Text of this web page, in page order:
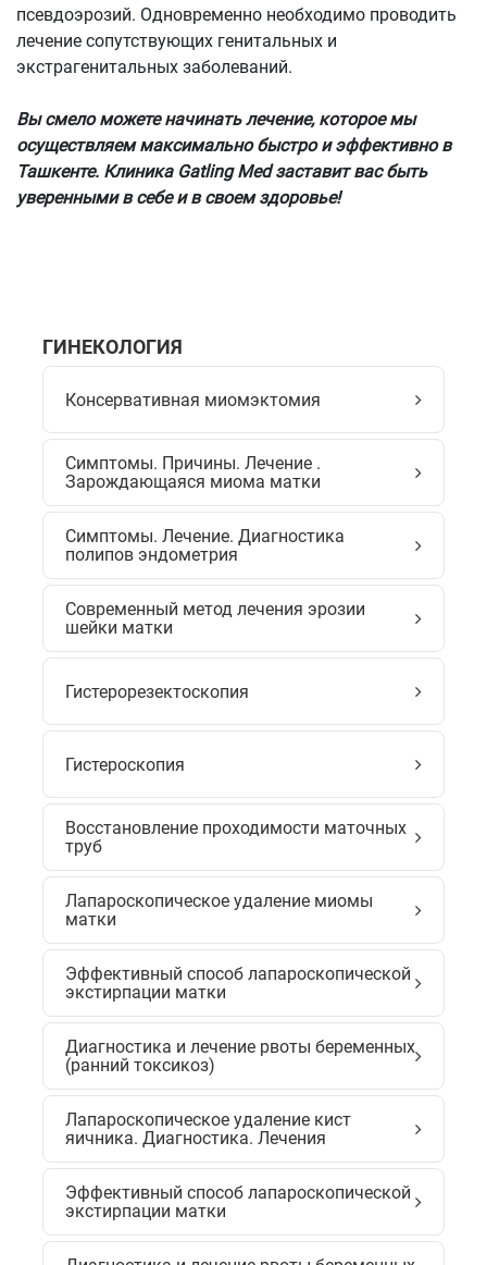
псевдоэрозий. Одновременно необходимо проводить
лечение сопутствующих генитальных и
экстрагенитальных заболеваний.
Вы смело можете начинать лечение, которое мы
осуществляем максимально быстро и эффективно в
Ташкенте. Клиника Gatling Med заставит вас быть
уверенными в себе и в своем здоровье!
ГИНЕКОЛОГИЯ
Консервативная миомэктомия
Симптомы. Причины. Лечение .
Зарождающаяся миома матки
Симптомы. Лечение. Диагностика
полипов эндометрия
Современный метод лечения эрозии
шейки матки
Гистерорезектоскопия
Гистероскопия
Восстановление проходимости маточных
труб
Лапароскопическое удаление миомы
матки
Эффективный способ лапароскопической
экстирпации матки
Диагностика и лечение рвоты беременных
(ранний токсикоз)
Лапароскопическое удаление кист
яичника. Диагностика. Лечения
Эффективный способ лапароскопической
экстирпации матки